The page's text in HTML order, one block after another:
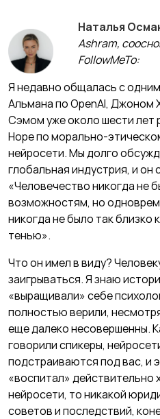
Наталья
Ashram,
FollowMeTo:
Я недавно общалась с
Альмана по OpenAI, Джоном
Сэмом уже около шести лет
Hope по морально-
нейросети. Мы долго
глобальная индустрия, и он
«Человечество никогда не
возможностям, но
никогда не было так близко
тенью».
Что он имел в виду?
заигрываться. Я знаю
«выращивали» себе
полностью верили,
еще далеко несовершенны.
говорили спикеры,
подстраиваются под вас, и
«воспитал» действительно
нейросети, то никакой
советов и последствий,